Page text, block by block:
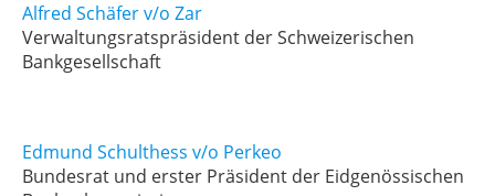
Alfred Schäfer v/o Zar
Verwaltungsratspräsident der Schweizerischen
Bankgesellschaft
Edmund Schulthess v/o Perkeo
Bundesrat und erster Präsident der Eidgenössischen